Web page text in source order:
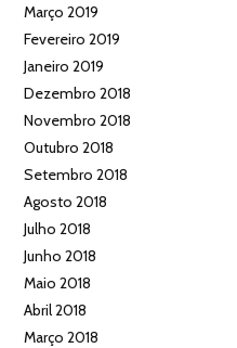
Março 2019
Fevereiro 2019
Janeiro 2019
Dezembro 2018
Novembro 2018
Outubro 2018
Setembro 2018
Agosto 2018
Julho 2018
Junho 2018
Maio 2018
Abril 2018
Março 2018